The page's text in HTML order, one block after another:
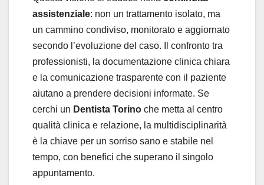
assistenziale: non un trattamento isolato, ma
un cammino condiviso, monitorato e aggiornato
secondo l’evoluzione del caso. Il confronto tra
professionisti, la documentazione clinica chiara
e la comunicazione trasparente con il paziente
aiutano a prendere decisioni informate. Se
cerchi un Dentista Torino che metta al centro
qualità clinica e relazione, la multidisciplinarità
è la chiave per un sorriso sano e stabile nel
tempo, con benefici che superano il singolo
appuntamento.